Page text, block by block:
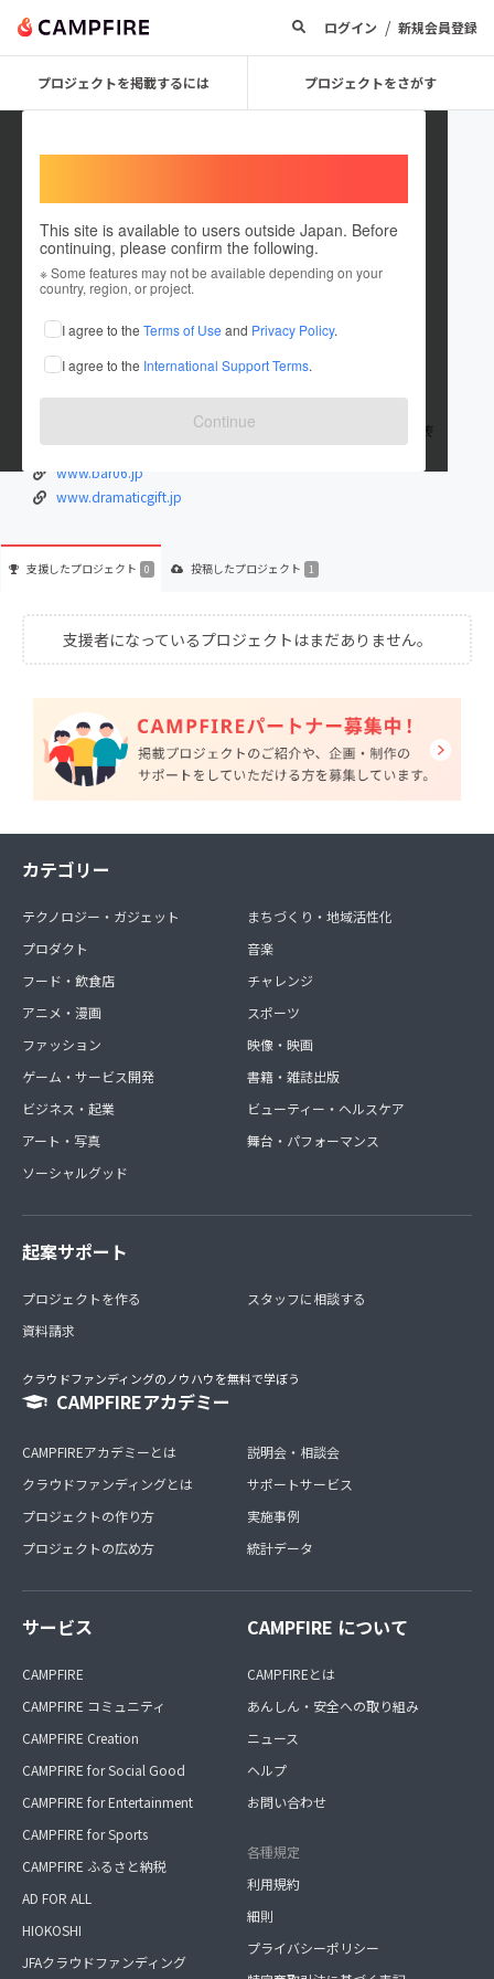
ログイン / 新規会員登録
プロジェクトを掲載するには プロジェクトをさがす
This site is available to users outside Japan. Before
continuing, please confirm the following.
※ Some features may not be available depending on your
country, region, or project.
I agree to the Terms of Use and Privacy Policy.
I agree to the International Support Terms.
Continue
honmamonBar2021
これまでに1件のプロジェクトを投稿しています
在住国：日本 現在地：大阪府
出身国：日本 出身地：大阪府
ほんまもんバル実行委員会 実行委員長 ドラマティックギフト代表
www.bar06.jp
www.dramaticgift.jp
支援したプロジェクト 0 投稿したプロジェクト 1
支援者になっているプロジェクトはまだありません。
カテゴリー
テクノロジー・ガジェット
プロダクト
フード・飲食店
アニメ・漫画
ファッション
ゲーム・サービス開発
ビジネス・起業
アート・写真
ソーシャルグッド
まちづくり・地域活性化
音楽
チャレンジ
スポーツ
映像・映画
書籍・雑誌出版
ビューティー・ヘルスケア
舞台・パフォーマンス
起案サポート
プロジェクトを作る
資料請求
スタッフに相談する
クラウドファンディングのノウハウを無料で学ぼう
CAMPFIREアカデミー
CAMPFIREアカデミーとは
クラウドファンディングとは
プロジェクトの作り方
プロジェクトの広め方
説明会・相談会
サポートサービス
実施事例
統計データ
サービス
CAMPFIRE
CAMPFIRE コミュニティ
CAMPFIRE Creation
CAMPFIRE for Social Good
CAMPFIRE for Entertainment
CAMPFIRE for Sports
CAMPFIRE ふるさと納税
AD FOR ALL
HIOKOSHI
JFAクラウドファンディング
CAMPFIRE について
CAMPFIREとは
あんしん・安全への取り組み
ニュース
ヘルプ
お問い合わせ
各種規定
利用規約
細則
プライバシーポリシー